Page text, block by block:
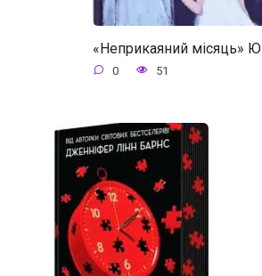
«Неприкаяний місяць» Ю
0 51